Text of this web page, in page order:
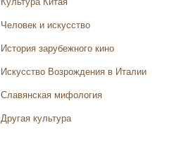
Человек и искусство
История зарубежного кино
Искусство Возрождения в Италии
Славянская мифология
Другая культура